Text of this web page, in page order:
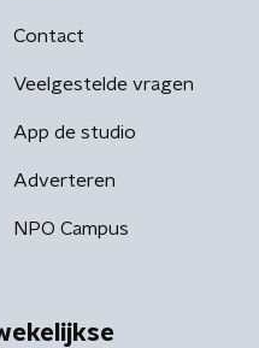
Contact
Veelgestelde vragen
App de studio
Adverteren
NPO Campus